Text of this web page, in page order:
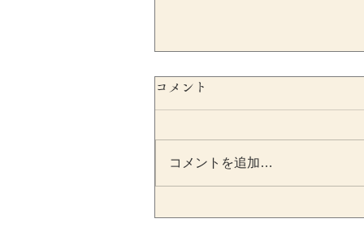
特例有限会社の事前確定届出
コメント
コメントを追加…